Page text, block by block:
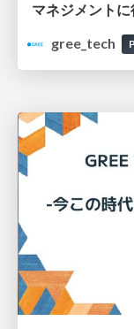
マネジメント
gree_tech